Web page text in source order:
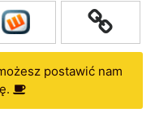
postawić nam